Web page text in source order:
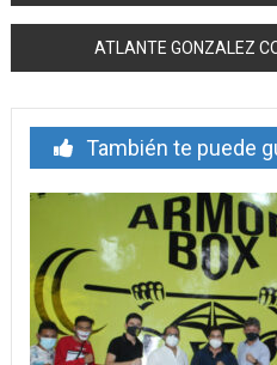
de
entradaATLANTE GONZALEZ
También te puede